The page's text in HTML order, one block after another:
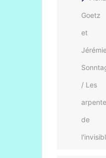
Goetz
et
/ Les
de